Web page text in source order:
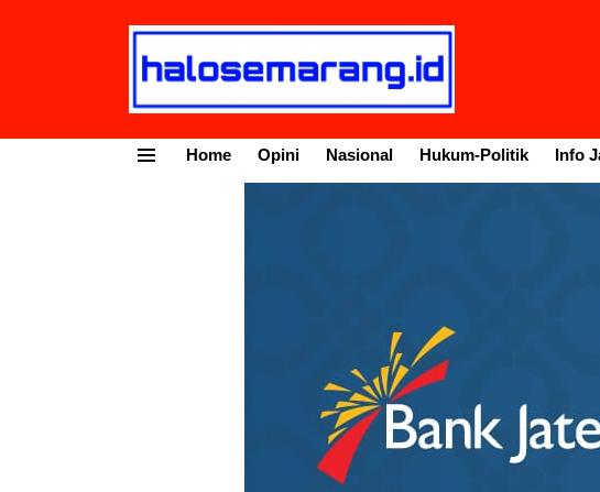
Home Opini Nasional Hukum-Politik Info